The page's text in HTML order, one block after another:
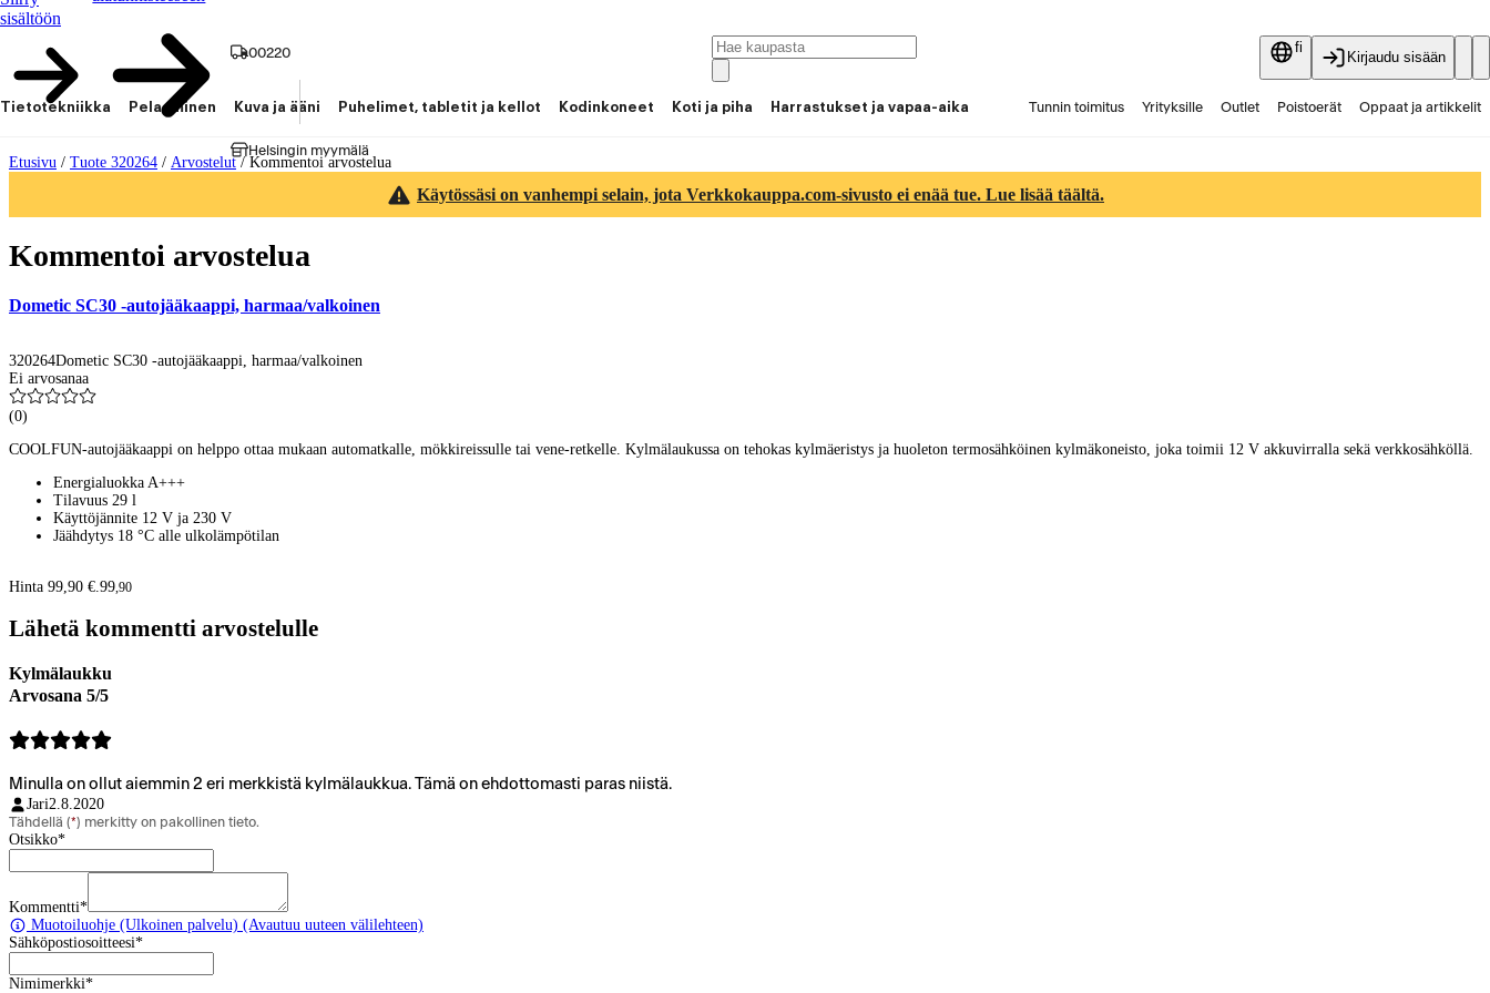
sisältöön
00220
Helsingin myymälä
fi
Kirjaudu sisään
Tietotekniikka Pelaaminen Kuva ja ääni Puhelimet, tabletit ja kellot Kodinkoneet Koti ja piha Harrastukset ja vapaa-aika Tunnin toimitus Yrityksille Outlet Poistoerät Oppaat ja artikkelit
Etusivu / Tuote 320264 / Arvostelut/ Kommentoi arvostelua
Käytössäsi on vanhempi selain, jota Verkkokauppa.com-sivusto ei enää tue. Lue lisää täältä.
Kommentoi arvostelua
Dometic SC30 -autojääkaappi, harmaa/valkoinen
320264Dometic SC30 -autojääkaappi, harmaa/valkoinen
Ei arvosanaa
(0)
COOLFUN-autojääkaappi on helppo ottaa mukaan automatkalle, mökkireissulle tai vene-retkelle. Kylmälaukussa on tehokas kylmäeristys ja huoleton termosähköinen kylmäkoneisto, joka toimii 12 V akkuvirralla sekä verkkosähköllä.
Energialuokka A+++
Tilavuus 29 l
Käyttöjännite 12 V ja 230 V
Jäähdytys 18 °C alle ulkolämpötilan
Hinta 99,90 €.99,90
Lähetä kommentti arvostelulle
Kylmälaukku
Arvosana 5/5
Minulla on ollut aiemmin 2 eri merkkistä kylmälaukkua. Tämä on ehdottomasti paras niistä.
Jari2.8.2020
Tähdellä (*) merkitty on pakollinen tieto.
Otsikko*
Kommentti*
Muotoiluohje (Ulkoinen palvelu) (Avautuu uuteen välilehteen)
Sähköpostiosoitteesi*
Nimimerkki*